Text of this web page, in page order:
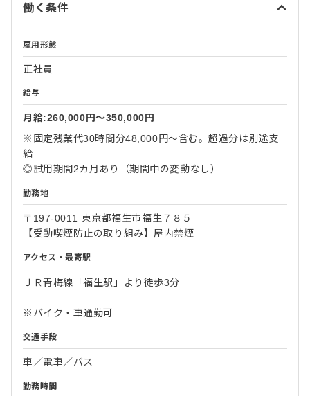
働く条件
雇用形態
正社員
給与
月給:260,000円〜350,000円
※固定残業代30時間分48,000円～含む。超過分は別途支
給
◎試用期間2カ月あり（期間中の変動なし）
勤務地
〒197-0011 東京都福生市福生７８５
【受動喫煙防止の取り組み】屋内禁煙
アクセス・最寄駅
ＪＲ青梅線「福生駅」より徒歩3分
※バイク・車通勤可
交通手段
車／電車／バス
勤務時間